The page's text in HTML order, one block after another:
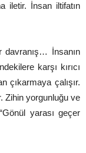
iletir. İnsan iltifatın
İnsanın
karşı kırıcı
çıkarmaya çalışır.
Zihin yorgunluğu ve
yarası geçer